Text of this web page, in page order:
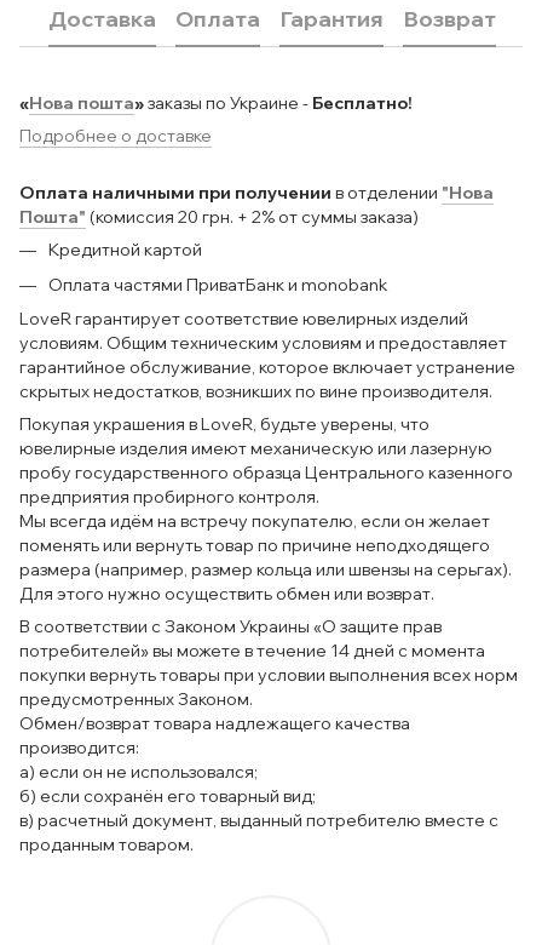
Доставка Оплата Гарантия Возврат
«Нова пошта»заказы по Украине - Бесплатно!
Подробнее о доставке
Оплата наличными при получении в отделении "Нова
Пошта" (комиссия 20 грн. + 2% от суммы заказа)
Кредитной картой
Оплата частями ПриватБанк и monobank
LoveR гарантирует соответствие ювелирных изделий
условиям. Общим техническим условиям и предоставляет
гарантийное обслуживание, которое включает устранение
скрытых недостатков, возникших по вине производителя.
Покупая украшения в LoveR, будьте уверены, что
ювелирные изделия имеют механическую или лазерную
пробу государственного образца Центрального казенного
предприятия пробирного контроля.
Мы всегда идём на встречу покупателю, если он желает
поменять или вернуть товар по причине неподходящего
размера (например, размер кольца или швензы на серьгах).
Для этого нужно осуществить обмен или возврат.
В соответствии с Законом Украины «О защите прав
потребителей» вы можете в течение 14 дней с момента
покупки вернуть товары при условии выполнения всех норм
предусмотренных Законом.
Обмен/возврат товара надлежащего качества
производится:
а) если он не использовался;
б) если сохранён его товарный вид;
в) расчетный документ, выданный потребителю вместе с
проданным товаром.